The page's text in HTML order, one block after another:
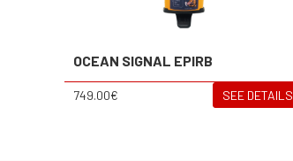
OCEAN SIGNAL EPIRB
749.00€ SEE DETAILS